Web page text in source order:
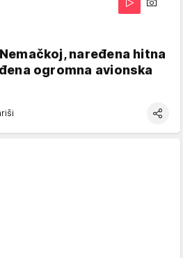
naređena hitna
ogromna avionska